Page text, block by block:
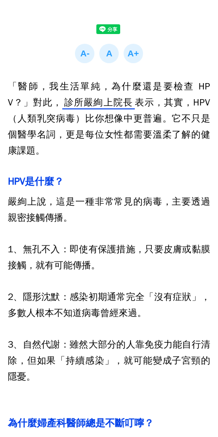
「醫師，我生活單純，為什麼還是要檢查 HP
V？」對此， 診所嚴絢上院長 表示，其實，HPV
（人類乳突病毒）比你想像中更普遍。它不只是
個醫學名詞，更是每位女性都需要溫柔了解的健
康課題。
HPV是什麼？
嚴絢上說，這是一種非常常見的病毒，主要透過
親密接觸傳播。
1、無孔不入： 即使有保護措施，只要皮膚或黏膜
接觸，就有可能傳播。
2、隱形沈默： 感染初期通常完全「沒有症狀」，
多數人根本不知道病毒曾經來過。
3、自然代謝： 雖然大部分的人靠免疫力能自行清
除，但如果「持續感染」，就可能變成子宮頸的
隱憂。
為什麼婦產科醫師總是不斷叮嚀？